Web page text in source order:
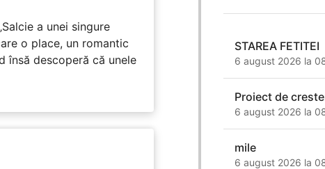
a unei singure
o place, un romantic
însă descoperă că unele
STAREA FETITEI
6 august 2026 la
Proiect de
6 august 2026 la
mile
6 august 2026 la